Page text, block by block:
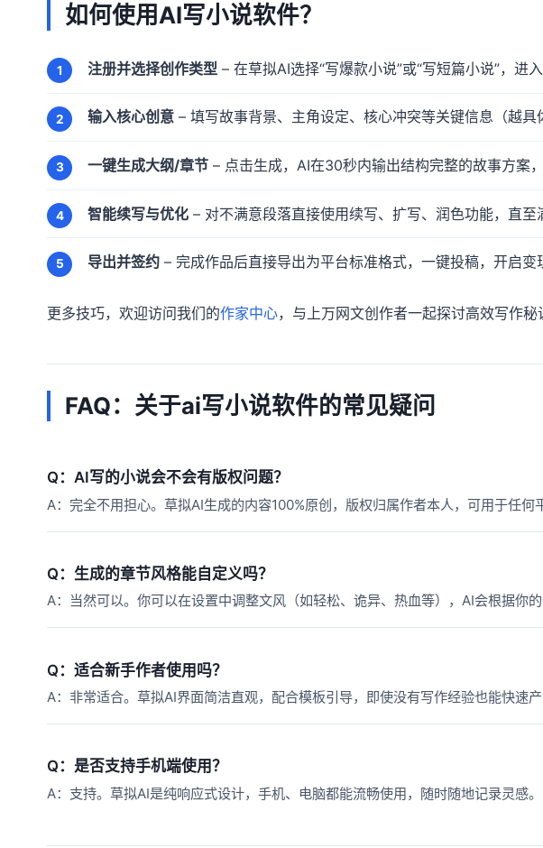
如何使用AI写小说软件？
注册并选择创作类型 – 在草拟AI选择“写爆款小说”或“写短篇小说”，进入
输入核心创意– 填写故事背景、主角设定、核心冲突等关键信息（越具
一键生成大纲/章节– 点击生成，AI在30秒内输出结构完整的故事方案，
智能续写与优化– 对不满意段落直接使用续写、扩写、润色功能，直至
导出并签约– 完成作品后直接导出为平台标准格式，一键投稿，开启变
更多技巧，欢迎访问我们的作家中心，与上万网文创作者一起探讨高效写作秘
FAQ：关于ai写小说软件的常见疑问
Q：AI写的小说会不会有版权问题？
A：完全不用担心。草拟AI生成的内容100%原创，版权归属作者本人，可用于任何
Q：生成的章节风格能自定义吗？
A：当然可以。你可以在设置中调整文风（如轻松、诡异、热血等），AI会根据你的
Q：适合新手作者使用吗？
A：非常适合。草拟AI界面简洁直观，配合模板引导，即使没有写作经验也能快速产
Q：是否支持手机端使用？
A：支持。草拟AI是纯响应式设计，手机、电脑都能流畅使用，随时随地记录灵感。